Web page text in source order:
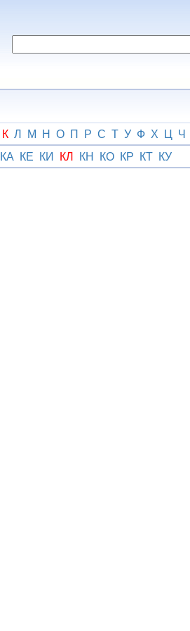
К Л М Н О П Р С Т У Ф Х Ц Ч
КА КЕ КИ КЛ КН КО КР КТ КУ